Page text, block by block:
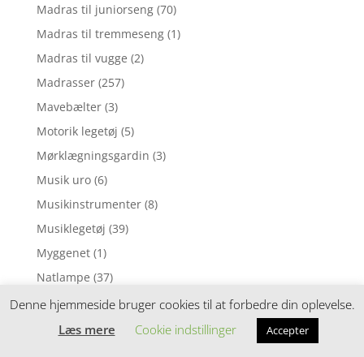
Madras til juniorseng (70)
Madras til tremmeseng (1)
Madras til vugge (2)
Madrasser (257)
Mavebælter (3)
Motorik legetøj (5)
Mørklægningsgardin (3)
Musik uro (6)
Musikinstrumenter (8)
Musiklegetøj (39)
Myggenet (1)
Natlampe (37)
Nattøj (1)
Neglelak (1)
Denne hjemmeside bruger cookies til at forbedre din oplevelse.
Læs mere
Cookie indstillinger Accepter